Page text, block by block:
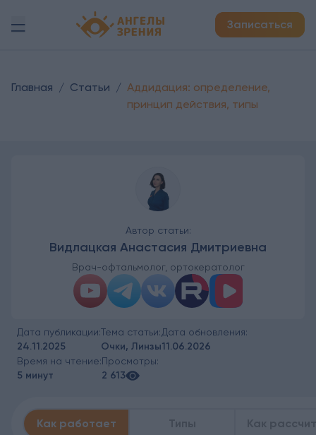
Детская офтальмология Ангелы зрения!
Записаться
Главная / Статьи / Аддидация: определение,
принцип действия, типы
Автор статьи:
Видлацкая Анастасия Дмитриевна
Врач-офтальмолог, ортокератолог
Дата публикации:
24.11.2025
Тема статьи:
Очки, Линзы
Дата обновления:
11.06.2026
Время на чтение:
5 минут
Просмотры:
2 613
Как работает